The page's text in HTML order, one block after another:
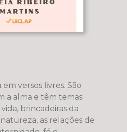
versos livres. São
a alma e têm temas
brincadeiras da
natureza, as relações de